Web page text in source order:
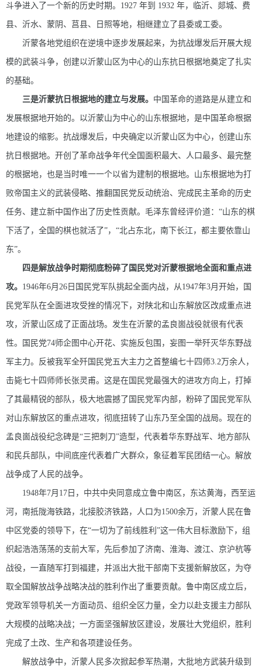
斗争进入了一个新的历史时期。1927 年到 1932 年，临沂、郯城、费
县、沂水、蒙阴、莒县、日照等地，相继建立了县委或工委。
沂蒙各地党组织在逆境中逐步发展起来，为抗战爆发后开展大规
模的武装斗争，创建以沂蒙山区为中心的山东抗日根据地奠定了扎实
的基础。
三是沂蒙抗日根据地的建立与发展。 中国革命的道路是从建立和
发展根据地开始的。以沂蒙山为中心的山东根据地，是中国革命根据
地建设的缩影。抗战爆发后，中央确定以沂蒙山区为中心，创建山东
抗日根据地。开创了革命战争年代全国面积最大、人口最多、最完整
的根据地，也是当时唯一一个以省为建制的根据地。山东根据地为打
败帝国主义的武装侵略、推翻国民党反动统治、完成民主革命的历史
任务、建立新中国作出了历史性贡献。毛泽东曾经评价道：“山东的棋
下活了，全国的棋也就活了”，“北占东北，南下长江，都主要依靠山
东”。
四是解放战争时期彻底粉碎了国民党对沂蒙根据地全面和重点进
攻。 1946年6月26日国民党军队挑起全面内战，从1947年3月开始，国
民党军队在全面进攻受挫的情况下，对陕北和山东解放区改成重点进
攻，沂蒙山区成了正面战场。发生在沂蒙的孟良崮战役就很有代表
性。国民党74师企图中心开花、实施反包围，妄图一举歼灭华东野战
军主力。反被我军全歼国民党五大主力之首整编七十四师3.2万余人，
击毙七十四师师长张灵甫。这是在国民党最强大的进攻方向上，打掉
了其最精锐的部队，极大地震撼了国民党军内部，粉碎了国民党军队
对山东解放区的重点进攻，彻底扭转了山东乃至全国的战局。现在的
孟良崮战役纪念碑是“三把刺刀”造型，代表着华东野战军、地方部队
和民兵部队，中间底座代表着广大群众，象征着军民团结一心。解放
战争成了人民的战争。
1948年7月17日，中共中央同意成立鲁中南区，东达黄海，西至运
河，南抵陇海铁路，北接胶济铁路，人口为1500余万，沂蒙人民在鲁
中区党委的领导下，在“一切为了前线胜利”这一伟大目标激励下，组
织起浩浩荡荡的支前大军，先后参加了济南、淮海、渡江、京沪杭等
战役，一直随军打到福建，并派出大批干部南下支援新解放区，为夺
取全国解放战争战略决战的胜利作出了重要贡献。鲁中南区成立后，
党政军领导机关一方面动员、组织全区力量，全力以赴支援主力部队
大规模的战略决战；一方面坚强解放区建设，发展壮大党组织，胜利
完成了土改、生产和各项建设任务。
解放战争中，沂蒙人民多次掀起参军热潮，大批地方武装升级到